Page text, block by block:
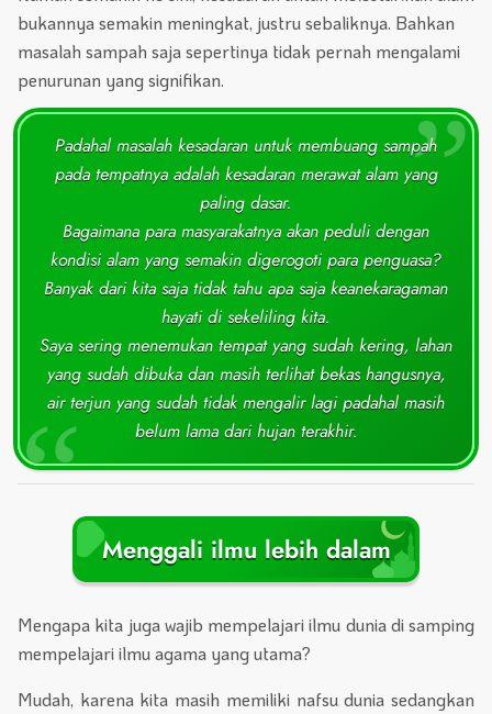
bukannya semakin meningkat, justru sebaliknya. Bahkan
masalah sampah saja sepertinya tidak pernah mengalami
penurunan yang signifikan.
Padahal masalah kesadaran untuk membuang sampah
pada tempatnya adalah kesadaran merawat alam yang
paling dasar.
Bagaimana para masyarakatnya akan peduli dengan
kondisi alam yang semakin digerogoti para penguasa?
Banyak dari kita saja tidak tahu apa saja keanekaragaman
hayati di sekeliling kita.
Saya sering menemukan tempat yang sudah kering, lahan
yang sudah dibuka dan masih terlihat bekas hangusnya,
air terjun yang sudah tidak mengalir lagi padahal masih
belum lama dari hujan terakhir.
Menggali ilmu lebih dalam
Mengapa kita juga wajib mempelajari ilmu dunia di samping
mempelajari ilmu agama yang utama?
Mudah, karena kita masih memiliki nafsu dunia sedangkan